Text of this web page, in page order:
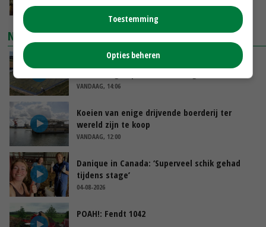
VANDAAG, 14:48
NIEUWSTE VIDEO'S
Droogte veroorzaakt steeds meer problemen:
VANDAAG, 14:06
Koeien van enige drijvende boerderij ter
wereld zijn te koop
VANDAAG, 12:00
Danique in Canada: ‘Superveel schik gehad
tijdens stage’
04-08-2026
POAH!: Fendt 1042
Toestemming
Opties beheren